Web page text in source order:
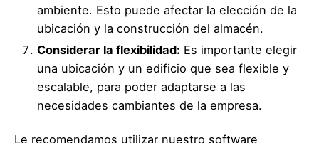
ambiente. Esto puede afectar la elección de la
ubicación y la construcción del almacén.
Considerar la flexibilidad: Es importante elegir
una ubicación y un edificio que sea flexible y
escalable, para poder adaptarse a las
necesidades cambiantes de la empresa.
Le recomendamos utilizar nuestro software